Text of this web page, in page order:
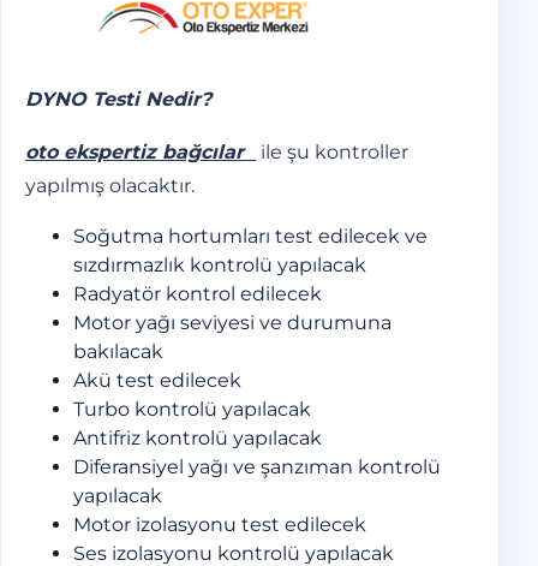
DYNO Testi Nedir?
oto ekspertiz bağcılar
ile şu kontroller
yapılmış olacaktır.
Soğutma hortumları test edilecek ve
sızdırmazlık kontrolü yapılacak
Radyatör kontrol edilecek
Motor yağı seviyesi ve durumuna
bakılacak
Akü test edilecek
Turbo kontrolü yapılacak
Antifriz kontrolü yapılacak
Diferansiyel yağı ve şanzıman kontrolü
yapılacak
Motor izolasyonu test edilecek
Ses izolasyonu kontrolü yapılacak